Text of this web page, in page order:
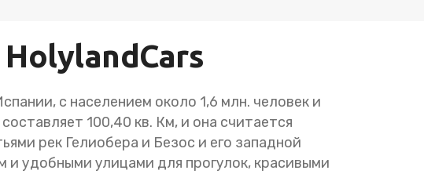
с населением около 1,6 млн. человек и
100,40 кв. Км, и она считается
рек Гелиобера и Безос и его западной
и удобными улицами для прогулок, красивыми